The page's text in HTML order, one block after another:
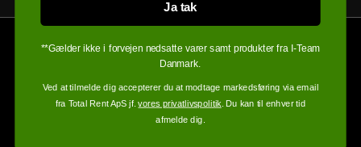
Ja tak
**Gælder ikke i forvejen nedsatte varer samt produkter fra I-Team
Danmark.
Ved at tilmelde dig accepterer du at modtage markedsføring via email
fra Total Rent ApS jf.vores privatlivspolitik . Du kan til enhver tid
afmelde dig.